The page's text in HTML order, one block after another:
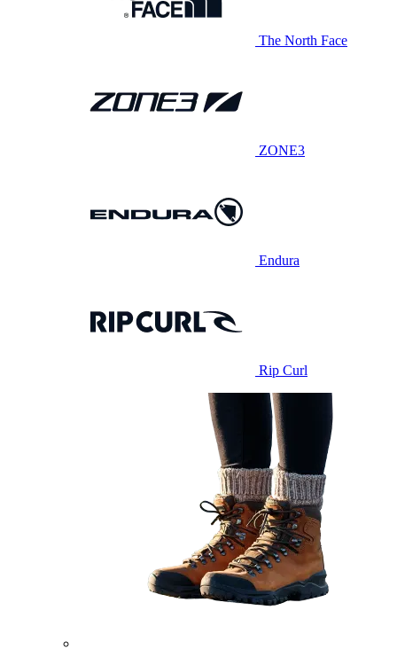
The North Face
ZONE3
Endura
Rip Curl